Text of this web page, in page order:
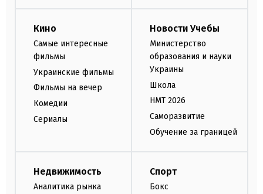
Кино
Самые интересные
фильмы
Украинские фильмы
Фильмы на вечер
Комедии
Сериалы
Новости Учебы
Министерство
образования и науки
Украины
Школа
НМТ 2026
Саморазвитие
Обучение за границей
Недвижимость
Аналитика рынка
Спорт
Бокс